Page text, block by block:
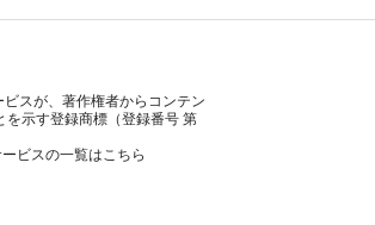
スが、著作権者からコンテン
を示す登録商標（登録番号 第
ビスの一覧はこちら